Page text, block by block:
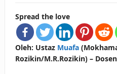
Spread the love
Oleh: Ustaz Muafa
Rozikin/M.R.Rozikin) –